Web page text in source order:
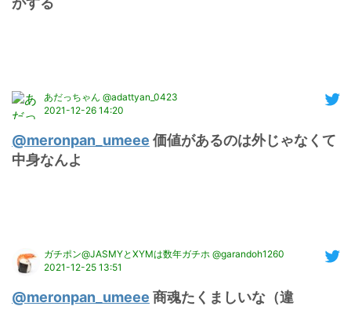
あだっちゃん @adattyan_0423
2021-12-26 14:20
@meronpan_umeee 価値があるのは外じゃなくて
中身なんよ
ガチポン@JASMYとXYMは数年ガチホ @garandoh1260
2021-12-25 13:51
@meronpan_umeee 商魂たくましいな（違